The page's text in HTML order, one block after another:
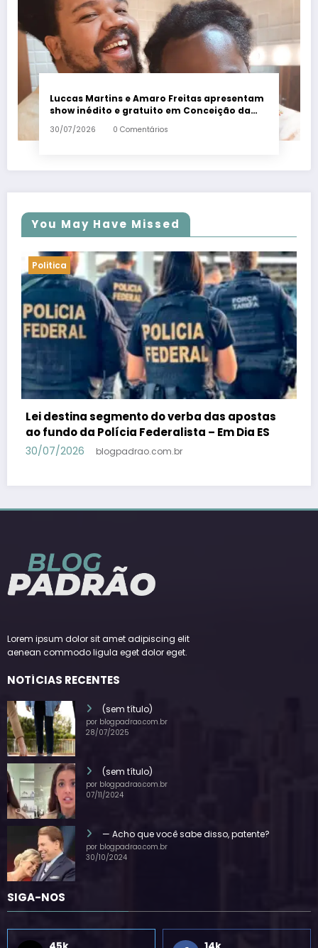
Luccas Martins e Amaro Freitas apresentam
show inédito e gratuito em Conceição da
Barra – Em Dia ES
30/07/2026 0 Comentários
You May Have Missed
Politica
PSB confirma Geraldo Alckmin porquê
candidato a vice-presidente na fórmula com
Lula – Em Dia ES
Lorem ipsum dolor sit amet adipiscing elit
(sem título)
por blogpadrao.com.br
(sem título)
por blogpadrao.com.br
— Acho que você sabe disso, patente?
por blogpadrao.com.br
SIGA-NOS